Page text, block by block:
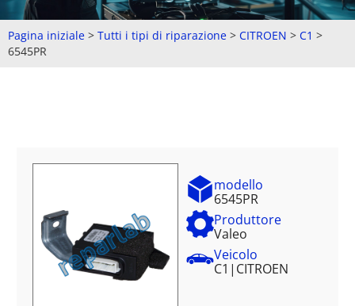
Pagina iniziale > Tutti i tipi di riparazione > CITROEN > C1 >
6545PR
modello
6545PR
Produttore
Valeo
Veicolo
C1 | CITROEN